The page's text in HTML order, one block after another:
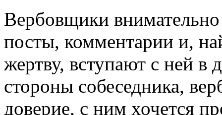
Вербовщики внимательно
посты, комментарии и,
жертву, вступают с ней в
стороны собеседника,
доверие, с ним хочется